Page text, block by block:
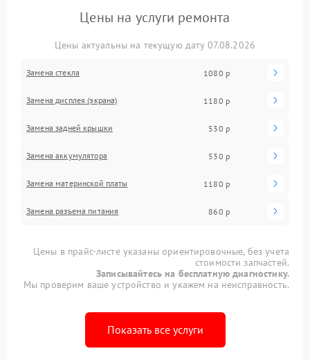
Цены на услуги ремонта
Цены актуальны на текущую дату 07.08.2026
Замена стекла 1080 р
Замена дисплея (экрана) 1180 р
Замена задней крышки 530 р
Замена аккумулятора 530 р
Замена материнской платы 1180 р
Замена разъема питания 860 р
Цены в прайс-листе указаны ориентировочные, без учета
стоимости запчастей.
Записывайтесь на бесплатную диагностику.
Мы проверим ваше устройство и укажем на неисправность.
Показать все услуги